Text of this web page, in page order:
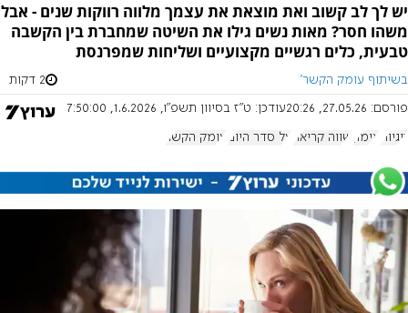
יש לך לב קשוב ואת מוצאת את עצמך מלווה רווקות שנים - אבל
משהו חסר? מאות נשים גילו את השיטה שמחברת בין הקשבה
טבעית, כלים רגשיים מקצועיים ושליחות שמפרנסת
בשיתוף עומק הקשר' 2 דקות
פורסם: 27.05.26, 20:26 עודכן: ט"ז בסיוון תשפ"ו, 1.6.2026, 7:50:00
זוגיות אימון שווה קריאה על סדר היום עומק הקשר